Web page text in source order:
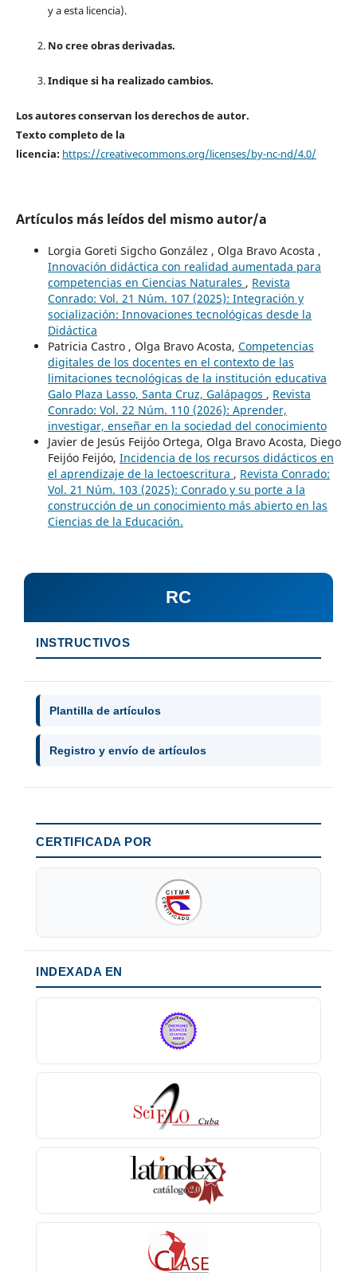
y a esta licencia).
No cree obras derivadas.
Indique si ha realizado cambios.
Los autores conservan los derechos de autor.
Texto completo de la
licencia: https://creativecommons.org/licenses/by-nc-nd/4.0/
Artículos más leídos del mismo autor/a
Lorgia Goreti Sigcho González , Olga Bravo Acosta ,
Innovación didáctica con realidad aumentada para
competencias en Ciencias Naturales , Revista
Conrado: Vol. 21 Núm. 107 (2025): Integración y
socialización: Innovaciones tecnológicas desde la
Didáctica
Patricia Castro , Olga Bravo Acosta, Competencias
digitales de los docentes en el contexto de las
limitaciones tecnológicas de la institución educativa
Galo Plaza Lasso, Santa Cruz, Galápagos , Revista
Conrado: Vol. 22 Núm. 110 (2026): Aprender,
investigar, enseñar en la sociedad del conocimiento
Javier de Jesús Feijóo Ortega, Olga Bravo Acosta, Diego
Feijóo Feijóo, Incidencia de los recursos didácticos en
el aprendizaje de la lectoescritura , Revista Conrado:
Vol. 21 Núm. 103 (2025): Conrado y su porte a la
construcción de un conocimiento más abierto en las
Ciencias de la Educación.
RC
INSTRUCTIVOS
Plantilla de artículos
Registro y envío de artículos
CERTIFICADA POR
INDEXADA EN